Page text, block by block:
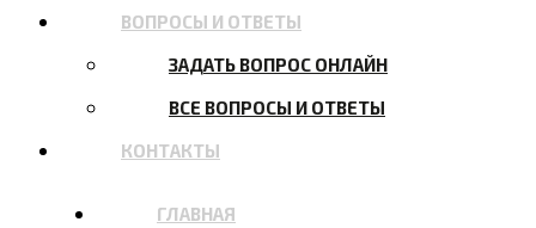
ВОПРОСЫ И ОТВЕТЫ
ЗАДАТЬ ВОПРОС ОНЛАЙН
ВСЕ ВОПРОСЫ И ОТВЕТЫ
КОНТАКТЫ
ГЛАВНАЯ